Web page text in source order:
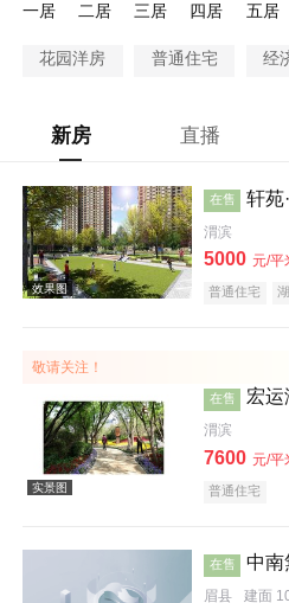
一居
二居 三居 四居 五居
花园洋房 普通住宅 经
新房 直播
在售 轩苑
渭滨
5000 元/平
普通住宅
敬请关注！
在售 宏运
渭滨
7600 元/平
普通住宅
在售 中南
眉县 建面